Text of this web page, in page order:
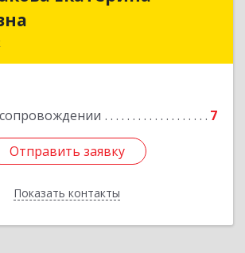
7
Отправить заявку
Показать контакты
Подробнее
Отправить заявку
Назад